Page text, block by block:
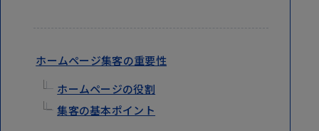
ホームページ集客の重要性
ホームページの役割
集客の基本ポイント